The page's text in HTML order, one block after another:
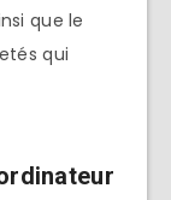
que le
qui